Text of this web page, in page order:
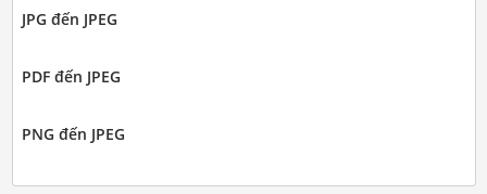
JPG đến JPEG
PDF đến JPEG
PNG đến JPEG